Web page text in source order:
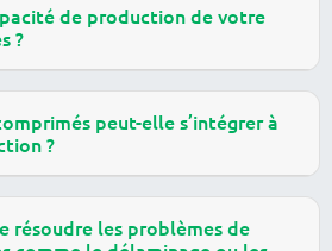
de production de votre
?
peut-elle s’intégrer à
?
résoudre les problèmes de